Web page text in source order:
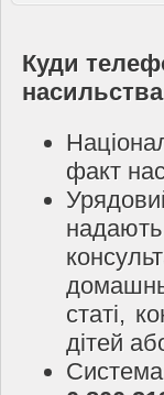
Куди
насильства
факт
статі,
дітей